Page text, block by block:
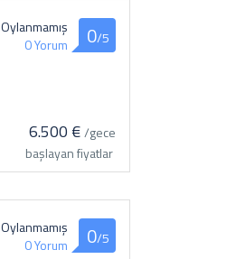
Oylanmamış
0 Yorum
0/5
6.500 €/gece
başlayan fiyatlar
Oylanmamış
0 Yorum
0/5